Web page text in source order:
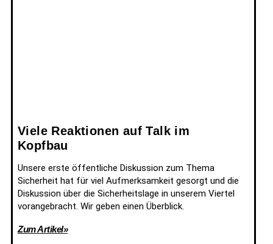
Viele Reaktionen auf Talk im
Kopfbau
Unsere erste öffentliche Diskussion zum Thema
Sicherheit hat für viel Aufmerksamkeit gesorgt und die
Diskussion über die Sicherheitslage in unserem Viertel
vorangebracht. Wir geben einen Überblick.
Zum Artikel»